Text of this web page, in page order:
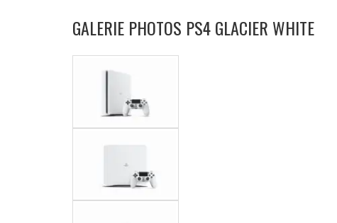
GALERIE PHOTOS PS4 GLACIER WHITE